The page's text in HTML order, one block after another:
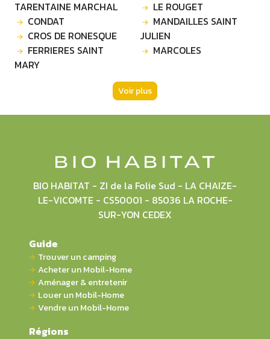
TARENTAINE MARCHAL
CONDAT
CROS DE RONESQUE
FERRIERES SAINT
MARY
LE ROUGET
MANDAILLES SAINT
JULIEN
MARCOLES
Voir plus
BIO HABITAT - ZI de la Folie Sud - LA CHAIZE-
LE-VICOMTE - CS50001 - 85036 LA ROCHE-
SUR-YON CEDEX
Guide
Trouver un camping
Acheter un Mobil-Home
Aménager & entretenir
Louer un Mobil-Home
Vendre un Mobil-Home
Régions